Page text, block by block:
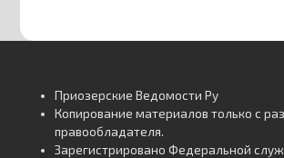
Приозерские Ведомости Ру
Копирование материалов только с
правообладателя.
Зарегистрировано Федеральной